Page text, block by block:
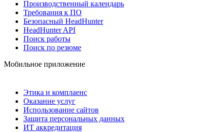
Производственный календарь
Требования к ПО
Безопасный HeadHunter
HeadHunter API
Поиск работы
Поиск по резюме
Мобильное приложение
Этика и комплаенс
Оказание услуг
Использование сайтов
Защита персональных данных
ИТ аккредитация